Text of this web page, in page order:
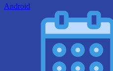
Android